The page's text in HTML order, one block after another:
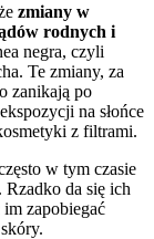
zmiany w
rodnych i
negra, czyli
Te zmiany, za
zanikają po
na słońce
z filtrami.
w tym czasie
Rzadko da się ich
zapobiegać